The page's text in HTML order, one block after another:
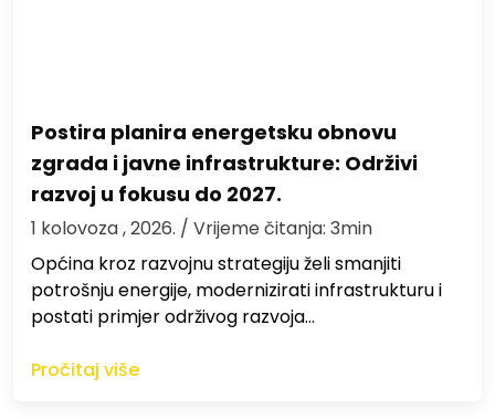
Postira planira energetsku obnovu
zgrada i javne infrastrukture: Održivi
razvoj u fokusu do 2027.
1 kolovoza , 2026. / Vrijeme čitanja: 3min
Općina kroz razvojnu strategiju želi smanjiti
potrošnju energije, modernizirati infrastrukturu i
postati primjer održivog razvoja…
Pročitaj više